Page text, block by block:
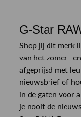
G-Star
Shop jij dit merk
van het zomer-
afgeprijsd met
nieuwsbrief of
in de gaten voor
je nooit de